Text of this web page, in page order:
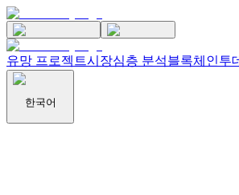
유망 프로젝트시장심층 분석블록체인투
한국어